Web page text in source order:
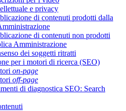
e privacy
di contenuti prodotti dalla
di contenuti non prodotti
Amministrazione
dei soggetti ritratti
per i motori di ricerca (SEO)
on-page
off-page
di diagnostica SEO: Search